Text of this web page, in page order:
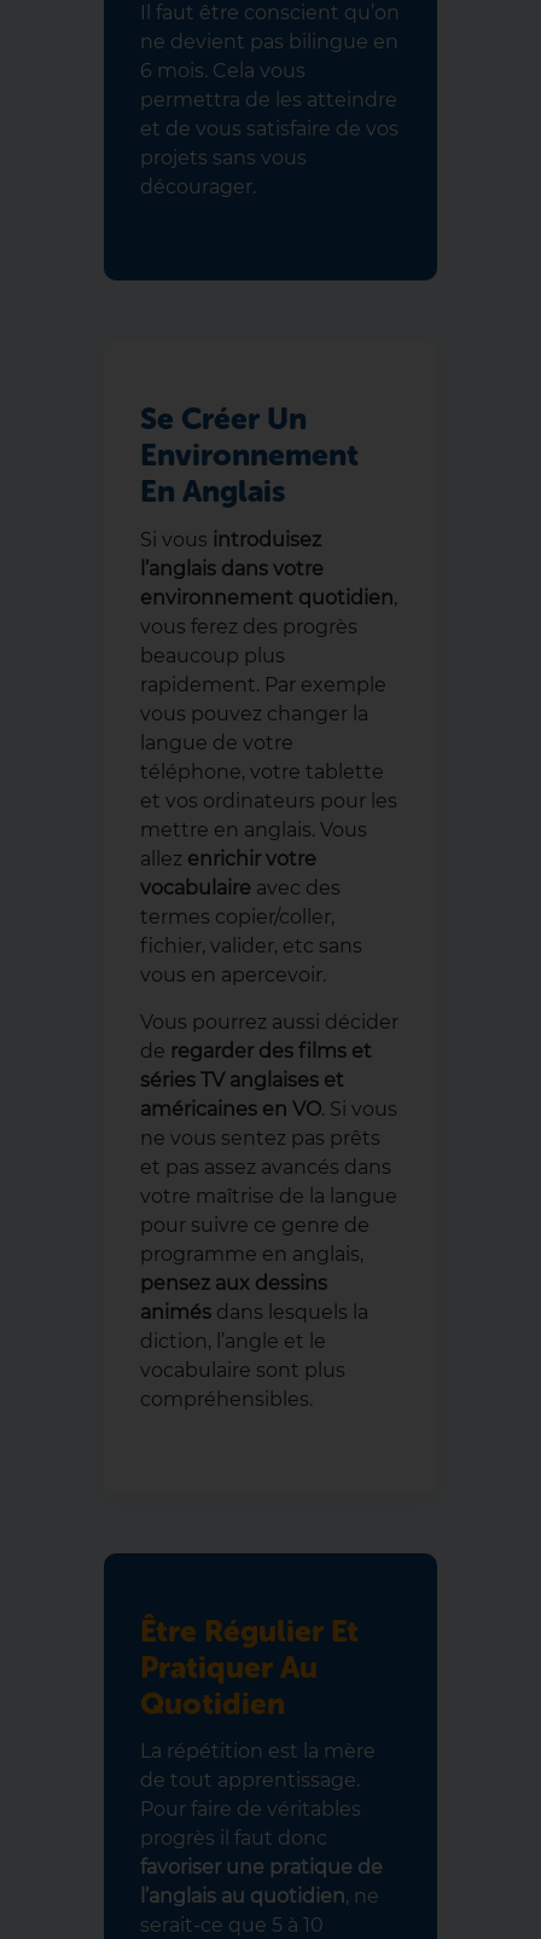
Il faut être conscient qu’on
ne devient pas bilingue en
6 mois. Cela vous
permettra de les atteindre
et de vous satisfaire de vos
projets sans vous
décourager.
Se Créer Un
Environnement
En Anglais
Si vous introduisez
l’anglais dans votre
environnement quotidien,
vous ferez des progrès
beaucoup plus
rapidement. Par exemple
vous pouvez changer la
langue de votre
téléphone, votre tablette
et vos ordinateurs pour les
mettre en anglais. Vous
allez enrichir votre
vocabulaire avec des
termes copier/coller,
fichier, valider, etc sans
vous en apercevoir.
Vous pourrez aussi décider
de regarder des films et
séries TV anglaises et
américaines en VO. Si vous
ne vous sentez pas prêts
et pas assez avancés dans
votre maîtrise de la langue
pour suivre ce genre de
programme en anglais,
pensez aux dessins
animés dans lesquels la
diction, l’angle et le
vocabulaire sont plus
compréhensibles.
Être Régulier Et
Pratiquer Au
Quotidien
La répétition est la mère
de tout apprentissage.
Pour faire de véritables
progrès il faut donc
favoriser une pratique de
l’anglais au quotidien, ne
serait-ce que 5 à 10